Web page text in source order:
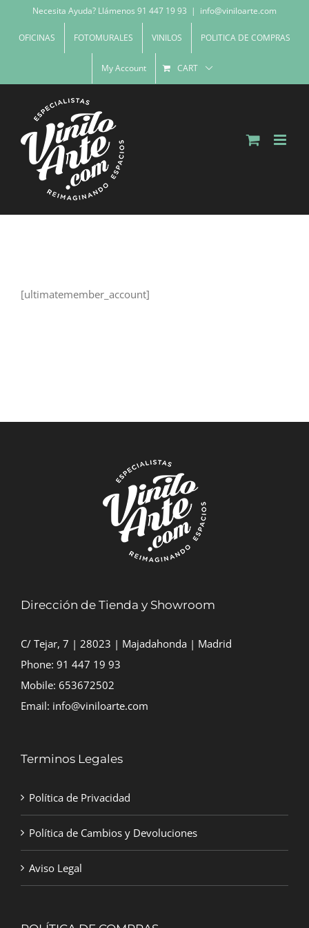
Necesita Ayuda? Llámenos 91 447 19 93 | info@viniloarte.com
OFICINAS FOTOMURALES VINILOS POLITICA DE COMPRAS
My Account CART
[ultimatemember_account]
Dirección de Tienda y Showroom
C/ Tejar, 7 | 28023 | Majadahonda | Madrid
Phone: 91 447 19 93
Mobile: 653672502
Email: info@viniloarte.com
Terminos Legales
Política de Privacidad
Política de Cambios y Devoluciones
Aviso Legal